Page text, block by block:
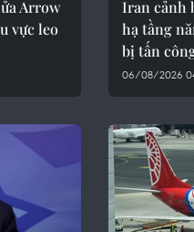
Arrow
vực leo
Iran cảnh
hạ tầng
bị tấn
06/08/2026